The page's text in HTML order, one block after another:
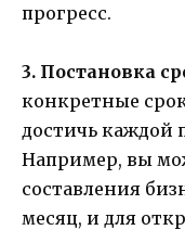
прогресс.
3. Постановка
конкретные
достичь каждой
Например, вы
составления
месяц, и для